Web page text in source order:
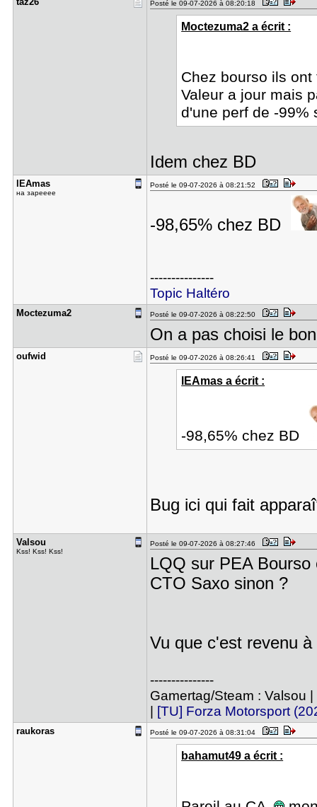
Posté le 09-07-2026 à 08:20:18
Moctezuma2 a écrit :
Chez bourso ils
Valeur a jour mais
d'une perf de -
Idem chez BD
lEAmas
на зарееее
Posté le 09-07-2026 à 08:21:52
-98,65% chez BD
---------------
Topic Haltéro
Moctezuma2 Posté le 09-07-2026 à 08:22:50
On a pas choisi le
oufwid Posté le 09-07-2026 à 08:26:41
lEAmas a écrit :
-98,65% chez BD
Bug ici qui fait
Valsou
Kss! Kss! Kss!
Posté le 09-07-2026 à 08:27:46
LQQ sur PEA Bourso
CTO Saxo sinon ?
Vu que c'est revenu
---------------
Gamertag/Steam : Valsou |
[TU] Forza Motorsport
raukoras Posté le 09-07-2026 à 08:31:04
bahamut49 a écrit :